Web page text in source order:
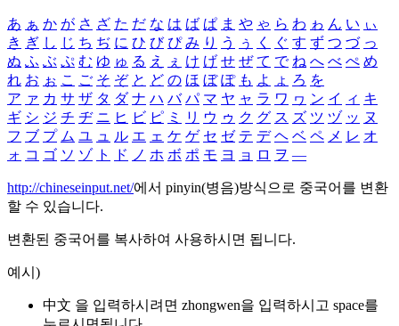
あ ぁ か が さ ざ た だ な は ば ぱ ま や ゃ ら わ ゎ ん い ぃ
き ぎ し じ ち ぢ に ひ び ぴ み り う ぅ く ぐ す ず つ づ っ
ぬ ふ ぶ ぷ む ゆ ゅ る え ぇ け げ せ ぜ て で ね へ べ ぺ め
れ お ぉ こ ご そ ぞ と ど の ほ ぼ ぽ も よ ょ ろ を
ア ァ カ サ ザ タ ダ ナ ハ バ パ マ ヤ ャ ラ ワ ヮ ン イ ィ キ
ギ シ ジ チ ヂ ニ ヒ ビ ピ ミ リ ウ ゥ ク グ ス ズ ツ ヅ ッ ヌ
フ ブ プ ム ユ ュ ル エ ェ ケ ゲ セ ゼ テ デ ヘ ベ ペ メ レ オ
ォ コ ゴ ソ ゾ ト ド ノ ホ ボ ポ モ ヨ ョ ロ ヲ ―
http://chineseinput.net/에서 pinyin(병음)방식으로 중국어를 변환
할 수 있습니다.
변환된 중국어를 복사하여 사용하시면 됩니다.
예시)
中文 을 입력하시려면 zhongwen을 입력하시고 space를